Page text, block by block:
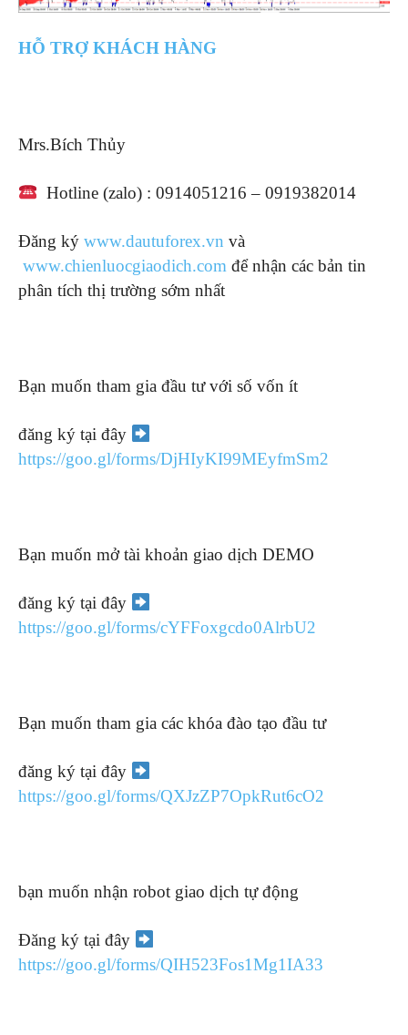
HỖ TRỢ KHÁCH HÀNG
Mrs.Bích Thủy
Hotline (zalo) : 0914051216 – 0919382014
Đăng ký www.dautuforex.vn và
www.chienluocgiaodich.com để nhận các bản tin
phân tích thị trường sớm nhất
Bạn muốn tham gia đầu tư với số vốn ít
đăng ký tại đây
https://goo.gl/forms/DjHIyKI99MEyfmSm2
Bạn muốn mở tài khoản giao dịch DEMO
đăng ký tại đây
https://goo.gl/forms/cYFFoxgcdo0AlrbU2
Bạn muốn tham gia các khóa đào tạo đầu tư
đăng ký tại đây
https://goo.gl/forms/QXJzZP7OpkRut6cO2
bạn muốn nhận robot giao dịch tự động
Đăng ký tại đây
https://goo.gl/forms/QIH523Fos1Mg1IA33